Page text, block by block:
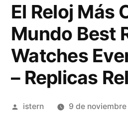
El Reloj Más
Mundo Best
Watches
– Replicas
Publicado
istern 9 de